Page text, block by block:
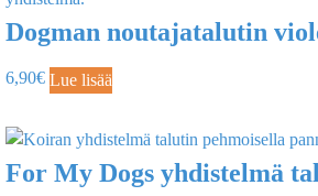
Dogman noutajatalutin
6,90€ Lue lisää
For My Dogs yhdistelmä